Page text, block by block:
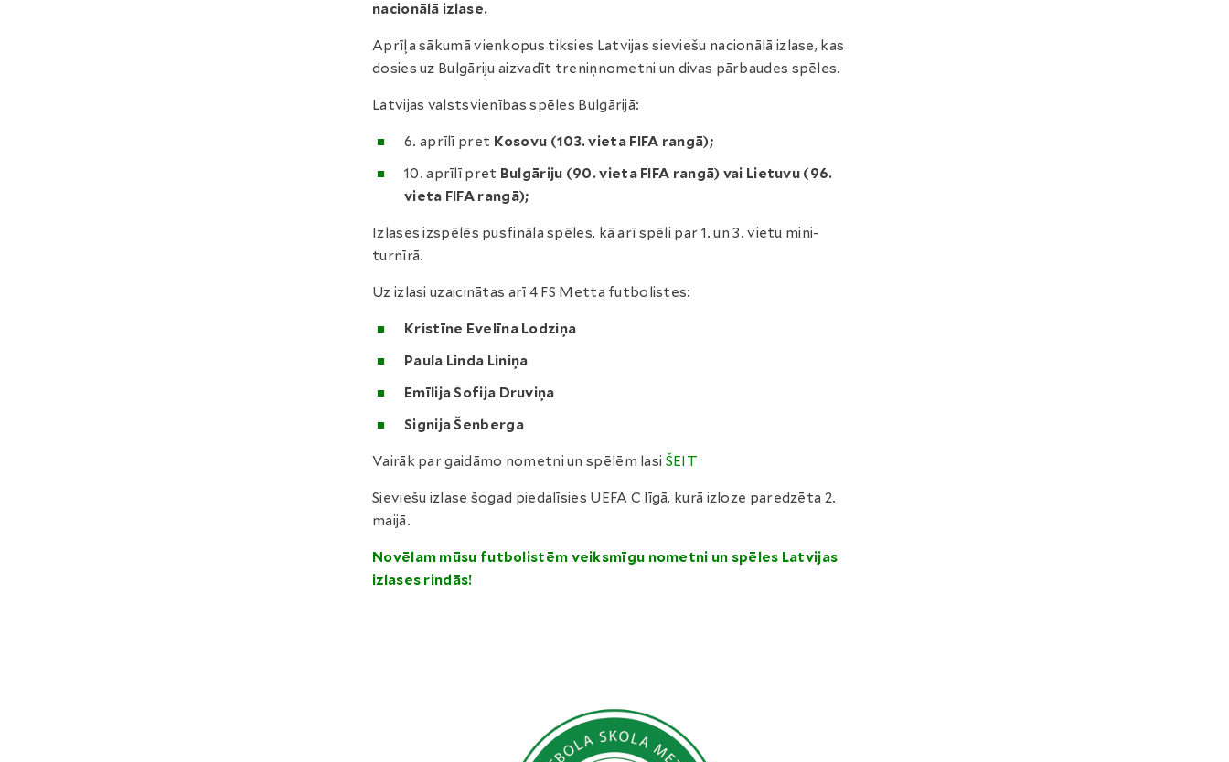
nacionālā izlase.
Aprīļa sākumā vienkopus tiksies Latvijas sieviešu nacionālā izlase, kas
dosies uz Bulgāriju aizvadīt treniņnometni un divas pārbaudes spēles.
Latvijas valstsvienības spēles Bulgārijā:
6. aprīlī pret Kosovu (103. vieta FIFA rangā);
10. aprīlī pret Bulgāriju (90. vieta FIFA rangā) vai Lietuvu (96.
vieta FIFA rangā);
Izlases izspēlēs pusfināla spēles, kā arī spēli par 1. un 3. vietu mini-
turnīrā.
Uz izlasi uzaicinātas arī 4 FS Metta futbolistes:
Kristīne Evelīna Lodziņa
Paula Linda Liniņa
Emīlija Sofija Druviņa
Signija Šenberga
Vairāk par gaidāmo nometni un spēlēm lasi ŠEIT
Sieviešu izlase šogad piedalīsies UEFA C līgā, kurā izloze paredzēta 2.
maijā.
Novēlam mūsu futbolistēm veiksmīgu nometni un spēles Latvijas
izlases rindās!